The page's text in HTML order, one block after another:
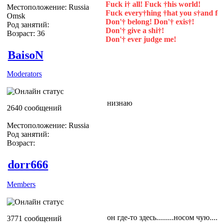
Местоположение: Russia
Omsk
Род занятий:
Возраст: 36
Fuck i† all! Fuck †his world!
Fuck every†hing †hat you s†and
Don'† belong! Don'† exis†!
Don'† give a shi†!
Don'† ever judge me!
BaisoN
Moderators
2640 сообщений
Местоположение: Russia
Род занятий:
Возраст:
низнаю
dorr666
Members
3771 сообщений он где-то здесь.........носом